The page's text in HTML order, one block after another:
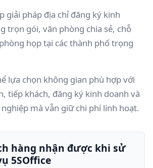
giải pháp địa chỉ đăng ký kinh
trọn gói, văn phòng chia sẻ, chỗ
họp tại các thành phố trọng
lựa chọn không gian phù hợp với
tiếp khách, đăng ký kinh doanh và
mà vẫn giữ chi phí linh hoạt.
hàng nhận được khi sử
5SOffice